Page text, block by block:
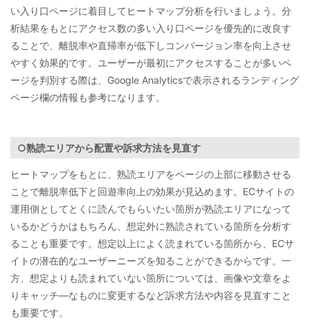
い入り口ページに着目してヒートマップ分析を行いましょう。分
析結果をもとにアクセス数の多い入り口ページを優先的に改良す
ることで、離脱率や直帰率が低下しコンバージョン率を向上させ
やすく効果的です。ユーザーが最初にアクセスすることが多いペ
ージを判別する際は、Google Analyticsで表示されるランディング
ページ欄の情報も参考になります。
○熟読エリアから配置や訴求方法を見直す
ヒートマップをもとに、熟読エリアをページの上部に移動させる
ことで離脱率低下と回遊率向上の効果が見込めます。ECサイトの
運用側としてとくに読んでもらいたい箇所が熟読エリアになって
いるかどうかはもちろん、想定外に熟読されている箇所を分析す
ることも重要です。想定以上によく読まれている箇所から、ECサ
イトの潜在的なユーザーニーズを知ることができるからです。一
方、想定よりも読まれていない箇所については、画像や文章をよ
りキャッチ―なものに変更するなど訴求方法や内容を見直すこと
も重要です。